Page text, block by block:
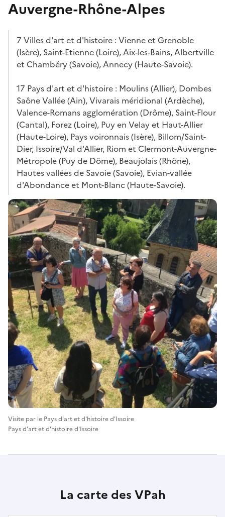
Auvergne-Rhône-Alpes
7 Villes d'art et d'histoire : Vienne et Grenoble
(Isère), Saint-Etienne (Loire), Aix-les-Bains, Albertville
et Chambéry (Savoie), Annecy (Haute-Savoie).
17 Pays d'art et d'histoire : Moulins (Allier), Dombes
Saône Vallée (Ain), Vivarais méridional (Ardèche),
Valence-Romans agglomération (Drôme), Saint-Flour
(Cantal), Forez (Loire), Puy en Velay et Haut-Allier
(Haute-Loire), Pays voironnais (Isère), Billom/Saint-
Dier, Issoire/Val d'Allier, Riom et Clermont-Auvergne-
Métropole (Puy de Dôme), Beaujolais (Rhône),
Hautes vallées de Savoie (Savoie), Evian-vallée
d'Abondance et Mont-Blanc (Haute-Savoie).
Visite par le Pays d'art et d'histoire d'Issoire
Pays d'art et d'histoire d'Issoire
La carte des VPah